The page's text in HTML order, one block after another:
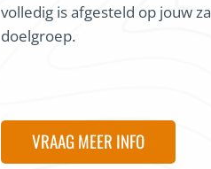
volledig is afgesteld op jouw
doelgroep.
VRAAG MEER INFO